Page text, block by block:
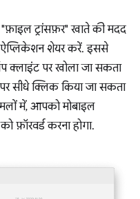
ट्रांसफ़र" खाते की मदद
ऐप्लिकेशन शेयर करें. इससे
पर खोला जा सकता
सीधे क्लिक किया जा सकता
में, आपको मोबाइल
फ़ॉरवर्ड करना होगा.